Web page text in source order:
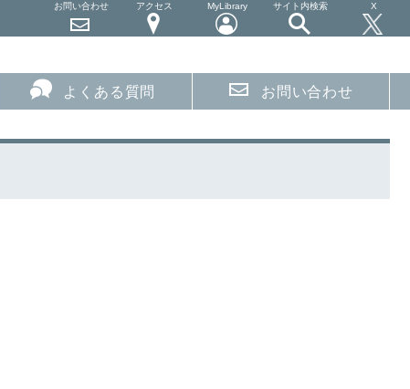
お問い合わせ アクセス MyLibrary サイト内検索 X
よくある質問 お問い合わせ